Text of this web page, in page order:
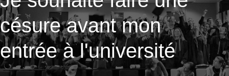
césure avant mon
entrée à l'université